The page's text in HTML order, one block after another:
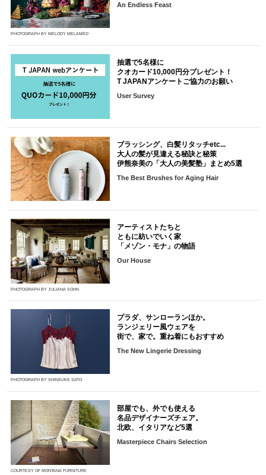
PHOTOGRAPH BY MELODY MELAMED
An Endless Feast
抽選で5名様に
クオカード10,000円分プレゼント！
T JAPANアンケートご協力のお願い
User Survey
ブラッシング、白髪リタッチetc...
大人の髪が見違える秘訣と秘策
伊熊奈美の「大人の美髪塾」まとめ5選
The Best Brushes for Aging Hair
PHOTOGRAPH BY JULIANA SOHN
アーティストたちと
ともに紡いでいく家
「メゾン・モナ」の物語
Our House
PHOTOGRAPH BY SHINSUKE SATO
プラダ、サンローランほか。
ランジェリー風ウェアを
街で、家で。重ね着にもおすすめ
The New Lingerie Dressing
COURTESY OF MONTANA FURNITURE
部屋でも、外でも使える
名品デザイナーズチェア。
北欧、イタリアなど5選
Masterpiece Chairs Selection